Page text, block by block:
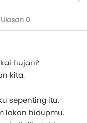
Ulasan 0
hujan?
kita.
sepenting itu.
lakon hidupmu.